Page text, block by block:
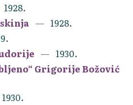
1928.
1928.
1930.
Grigorije Božović
1930.